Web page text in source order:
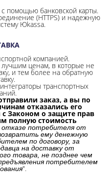
помощью банковской карты.
(HTTPS) и надежную
Юkassa.
компанией.
ценам, в которые не
и тем более на обратную
транспортных
заказ, а вы по
отказались его
с Законом о защите прав
полную стоимость
отказе потребителя от
ему денежную
по договору, за
на доставку от
товара, не позднее чем
потребителем
".